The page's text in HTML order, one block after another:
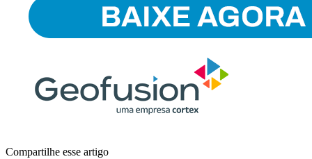
Compartilhe esse artigo